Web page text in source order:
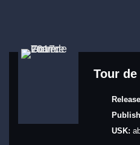
Tour de
USK: